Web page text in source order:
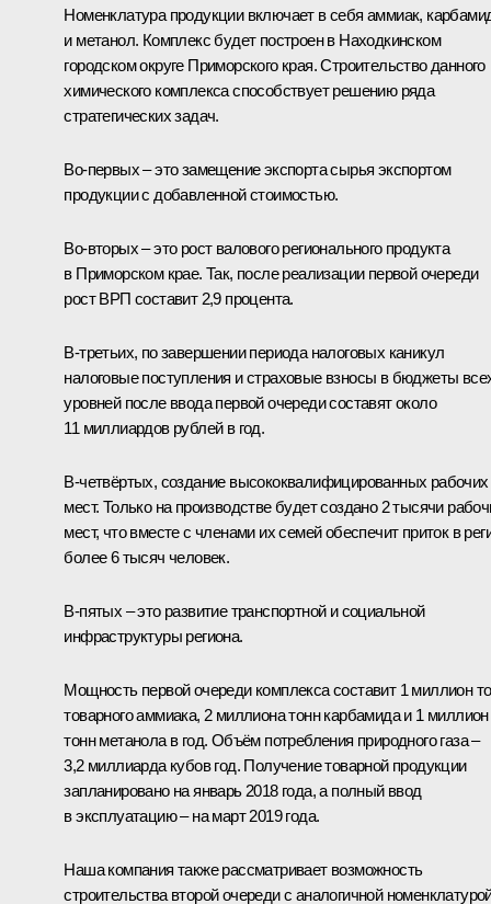
Номенклатура продукции включает в себя аммиак,
и метанол. Комплекс будет построен в Находкинском
городском округе Приморского края. Строительство данного
химического комплекса способствует решению ряда
стратегических задач.
Во‑первых – это замещение экспорта сырья экспортом
продукции с добавленной стоимостью.
Во‑вторых – это рост валового регионального продукта
в Приморском крае. Так, после реализации первой очереди
рост ВРП составит 2,9 процента.
В‑третьих, по завершении периода налоговых каникул
налоговые поступления и страховые взносы в бюджеты
уровней после ввода первой очереди составят около
11 миллиардов рублей в год.
В‑четвёртых, создание высококвалифицированных рабочих
мест. Только на производстве будет создано 2 тысячи
мест, что вместе с членами их семей обеспечит приток в
более 6 тысяч человек.
В‑пятых – это развитие транспортной и социальной
инфраструктуры региона.
Мощность первой очереди комплекса составит 1 миллион
товарного аммиака, 2 миллиона тонн карбамида и 1 миллион
тонн метанола в год. Объём потребления природного газа –
3,2 миллиарда кубов год. Получение товарной продукции
запланировано на январь 2018 года, а полный ввод
в эксплуатацию – на март 2019 года.
Наша компания также рассматривает возможность
строительства второй очереди с аналогичной